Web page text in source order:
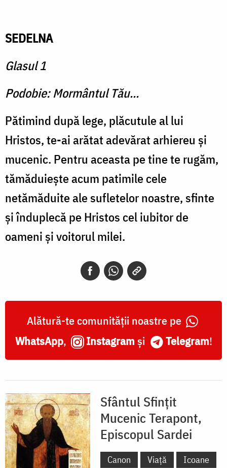
SEDELNA
Glasul 1
Podobie: Mormântul Tău...
Pătimind după lege, plăcutule al lui
Hristos, te-ai arătat adevărat arhiereu şi
mucenic. Pentru aceasta pe tine te rugăm,
tămăduieşte acum patimile cele
netămăduite ale sufletelor noastre, sfinte
şi înduplecă pe Hristos cel iubitor de
oameni şi voitorul milei.
Alătură-te comunității noastre pe
WhatsApp, Instagram și Telegram!
Sfântul Sfințit
Mucenic Terapont,
Episcopul Sardei
Canon Viață
Icoane